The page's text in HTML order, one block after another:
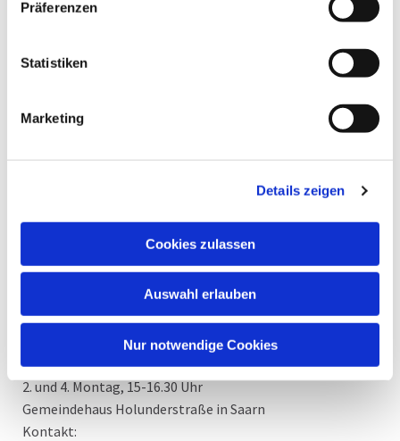
Präferenzen
Statistiken
Marketing
Details zeigen
Cookies zulassen
Auswahl erlauben
Nur notwendige Cookies
Gemeindecafé Saarn
abwechslungsreich gestaltete "Programm". Es gibt
thematisch gestaltete Nachmittage oder es wird
gespielt, gesungen, gequizt oder einfach nur geklönt. Das
Gemeindecafé ist eine sehr gesellige Runde, die sich
immer über neue Gäste freut.
Ort und Zeit:
2. und 4. Montag, 15-16.30 Uhr
Gemeindehaus Holunderstraße in Saarn
Kontakt: